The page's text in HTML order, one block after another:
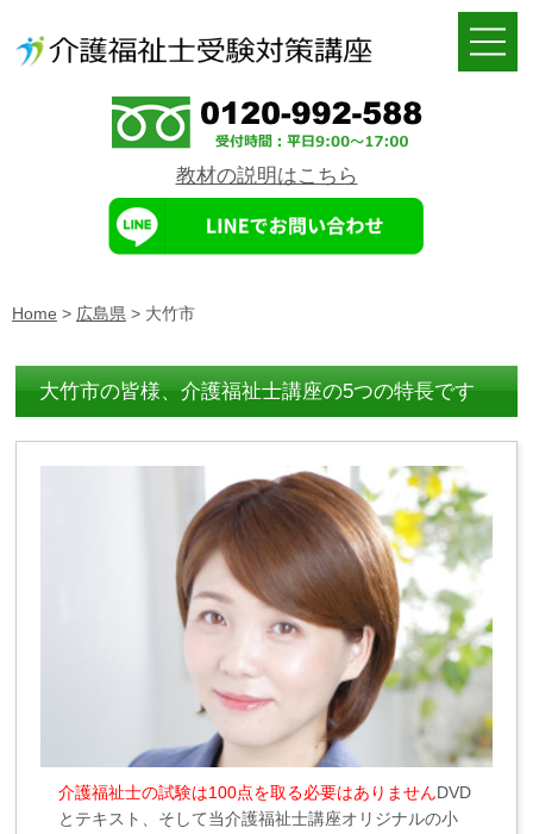
教材の説明はこちら
Home > 広島県 > 大竹市
大竹市の皆様、介護福祉士講座の5つの特長です
介護福祉士の試験は100点を取る必要はありませんDVD
とテキスト、そして当介護福祉士講座オリジナルの小